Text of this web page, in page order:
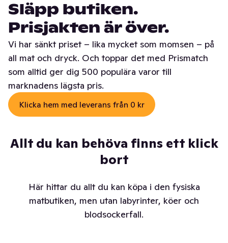
Släpp butiken.
Prisjakten är över.
Vi har sänkt priset – lika mycket som momsen – på
all mat och dryck. Och toppar det med Prismatch
som alltid ger dig 500 populära varor till
marknadens lägsta pris.
Klicka hem med leverans från 0 kr
Allt du kan behöva finns ett klick
bort
Här hittar du allt du kan köpa i den fysiska
matbutiken, men utan labyrinter, köer och
blodsockerfall.